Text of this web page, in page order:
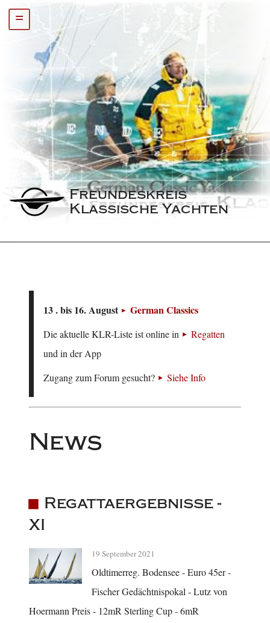
=
Freundeskreis
Klassische Yachten
13 . bis 16. August German Classics
Die aktuelle KLR-Liste ist online in
Regatten
und in der App
Zugang zum Forum gesucht?
Siehe Info
News
Regattaergebnisse -
XI
19 September 2021
Oldtimerreg. Bodensee - Euro 45er -
Fischer Gedächtnispokal - Lutz von
Hoermann Preis - 12mR Sterling Cup - 6mR